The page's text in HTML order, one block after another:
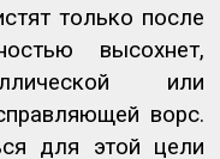
только после
высохнет,
или
ворс.
для этой цели